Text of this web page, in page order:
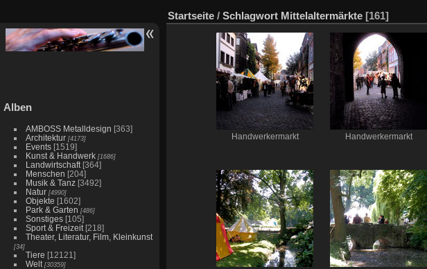
Alben
AMBOSS Metalldesign [363]
Architektur [4173]
Events [1519]
Kunst & Handwerk [1686]
Landwirtschaft [364]
Menschen [204]
Musik & Tanz [3492]
Natur [4990]
Objekte [1602]
Park & Garten [486]
Sonstiges [105]
Sport & Freizeit [218]
Theater, Literatur, Film, Kleinkunst
[34]
Tiere [12121]
Welt [30359]
Startseite / Schlagwort Mittelaltermärkte [161]
Handwerkermarkt Handwerkermarkt